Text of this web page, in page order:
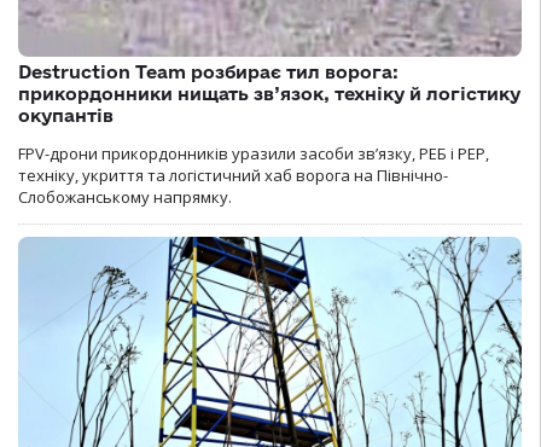
Destruction Team розбирає тил ворога:
прикордонники нищать зв’язок, техніку й логістику
окупантів
FPV-дрони прикордонників уразили засоби зв’язку, РЕБ і РЕР,
техніку, укриття та логістичний хаб ворога на Північно-
Слобожанському напрямку.